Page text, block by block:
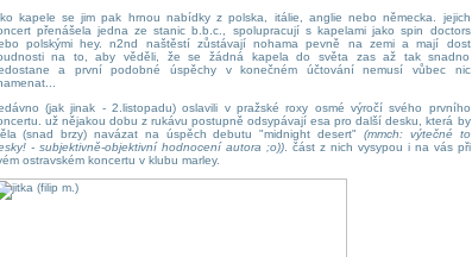
kapele se jim pak hrnou nabídky z polska, itálie, anglie nebo německa. jejich
přenášela jedna ze stanic b.b.c., spolupracují s kapelami jako spin doctors
polskými hey. n2nd naštěstí zůstávají nohama pevně na zemi a mají dost
na to, aby věděli, že se žádná kapela do světa zas až tak snadno
a první podobné úspěchy v konečném účtování nemusí vůbec nic
(jak jinak - 2.listopadu) oslavili v pražské roxy osmé výročí svého prvního
už nějakou dobu z rukávu postupně odsypávají esa pro další desku, která by
(snad brzy) navázat na úspěch debutu "midnight desert" (mmch: výtečné to
- subjektivně-objektivní hodnocení autora ;o)). část z nich vysypou i na vás při
ostravském koncertu v klubu marley.